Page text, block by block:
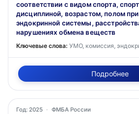
соответствии с видом спорта,
дисциплиной, возрастом, полом
эндокринной системы,
нарушениях обмена веществ
Ключевые слова: УМО, комиссия,
Подробнее
Год: 2025 · ФМБА России